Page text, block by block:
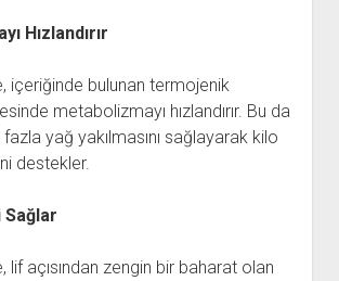
Hızlandırır
içeriğinde bulunan termojenik
metabolizmayı hızlandırır. Bu da
yağ yakılmasını sağlayarak kilo
destekler.
lif açısından zengin bir baharat olan